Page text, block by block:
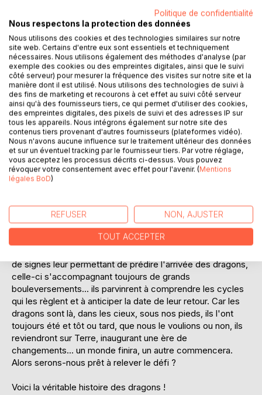
DESCRIPTION
Les dragons ont ils existé ? Comment expliquer que sur
tous les continents, des peuples ne se connaissant pas les
décrivent dans leur mythes ? Souvent couverts d'écailles,
dotés d'ailes membraneuses et capables de cracher des
colonnes de feu, ces créatures n'ont jamais cessés
d'inspirer la terreur et d'exalter notre imagination... or si le
existence, un groupe d'initiés en possède des preuves
qu'il protège et transmet dans le plus grand secret... c'est
de cette connaissance que nous parle ce conte.
de signes leur permettant de prédire l'arrivée des dragons,
celle-ci s'accompagnant toujours de grands
bouleversements... ils parvinrent à comprendre les cycles
qui les règlent et à anticiper la date de leur retour. Car les
dragons sont là, dans les cieux, sous nos pieds, ils l'ont
toujours été et tôt ou tard, que nous le voulions ou non, ils
reviendront sur Terre, inaugurant une ère de
changements... un monde finira, un autre commencera.
Alors serons-nous prêt à relever le défi ?
Voici la véritable histoire des dragons !
Politique de confidentialité
Nous respectons la protection des données
Nous utilisons des cookies et des technologies similaires sur notre
site web. Certains d'entre eux sont essentiels et techniquement
nécessaires. Nous utilisons également des méthodes d'analyse (par
exemple des cookies ou des empreintes digitales, ainsi que le suivi
côté serveur) pour mesurer la fréquence des visites sur notre site et la
manière dont il est utilisé. Nous utilisons des technologies de suivi à
des fins de marketing et recourons à cet effet au suivi côté serveur
ainsi qu'à des fournisseurs tiers, ce qui permet d'utiliser des cookies,
des empreintes digitales, des pixels de suivi et des adresses IP sur
tous les appareils. Nous intégrons également sur notre site des
contenus tiers provenant d'autres fournisseurs (plateformes vidéo).
Nous n'avons aucune influence sur le traitement ultérieur des données
et sur un éventuel tracking par le fournisseur tiers. Par votre réglage,
vous acceptez les processus décrits ci-dessus. Vous pouvez
révoquer votre consentement avec effet pour l'avenir. (Mentions
légales BoD)
REFUSER NON, AJUSTER
TOUT ACCEPTER